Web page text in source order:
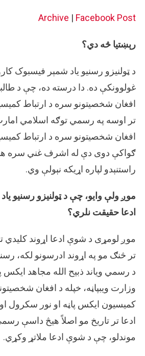
Archive | Facebook Post
رېښتیا څه دي؟
د ټولنیزو رسنیو یاد شمېر فیسبوک
غولوونکې ده. دا درسته ده، چې د
افغان شخصیتونو سره د ارتباط
تر اوسه په رسمي توګه اسلامي امارت
افغان شخصیتونو سره د ارتباط
ګواکې دوی دې له اشرف غني سره
راستنېدو لپاره اړیکه نېولې وي.
موږ ولې وایو، چې د ټولنیزو رسنیو
ادعا حقیقت نلري؟
موږ لومړی د شوې ادعا اړوند کلیدي
تر څنګ مو په اړوند ادرسونو لکه،
د رسمي ویاند ذبیح الله مجاهد ایکس
وزارت ویبپاڼه، خپله د افغان
کمیسیون ایکس پاڼه او نور سکرول
ادعا تر تاریخ مو اصلاً هیڅ داسې
موندلو، چې د شوې ادعا ملاتړ وکړي.